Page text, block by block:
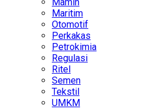
Maritim
Otomotif
Perkakas
Petrokimia
Regulasi
Ritel
Semen
Tekstil
UMKM